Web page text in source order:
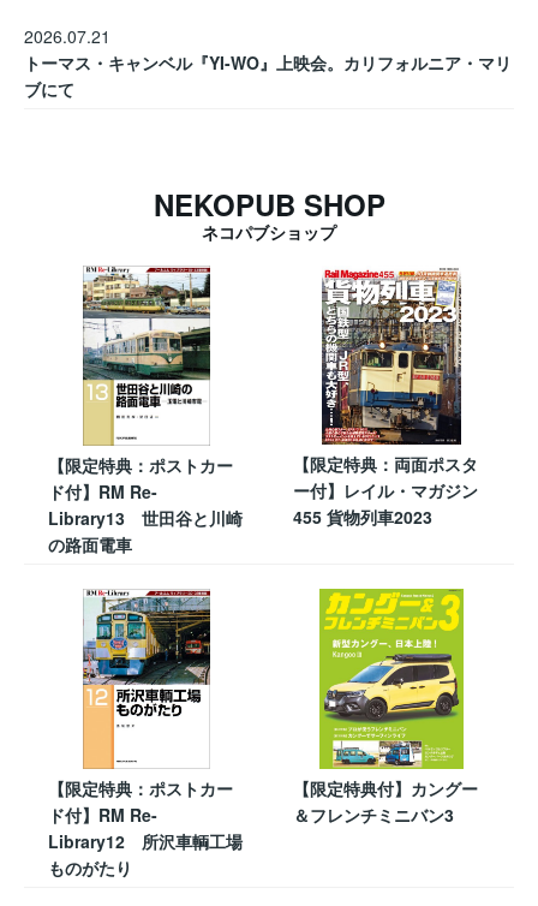
2026.07.21
トーマス・キャンベル『YI-WO』上映会。カリフォルニア・マリ
ブにて
NEKOPUB SHOP
ネコパブショップ
【限定特典：ポストカー
ド付】RM Re-
Library13 世田谷と川崎
の路面電車
【限定特典：両面ポスタ
ー付】レイル・マガジン
455 貨物列車2023
【限定特典：ポストカー
ド付】RM Re-
Library12 所沢車輌工場
ものがたり
【限定特典付】カングー
＆フレンチミニバン3